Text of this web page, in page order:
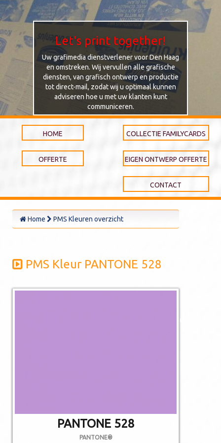
Let's print together!
Uw grafimedia dienstverlener voor Den Haag
en omstreken. Wij vervullen alle grafische
diensten, van grafisch ontwerp en productie
tot direct-mail, zodat wij u optimaal kunnen
adviseren hoe u met uw klanten kunt
communiceren.
HOME
OFFERTE
COLLECTIE FAMILYCARDS
EIGEN ONTWERP OFFERTE
CONTACT
Home PMS Kleuren overzicht
PMS Kleur PANTONE 528
PANTONE 528
PANTONE®